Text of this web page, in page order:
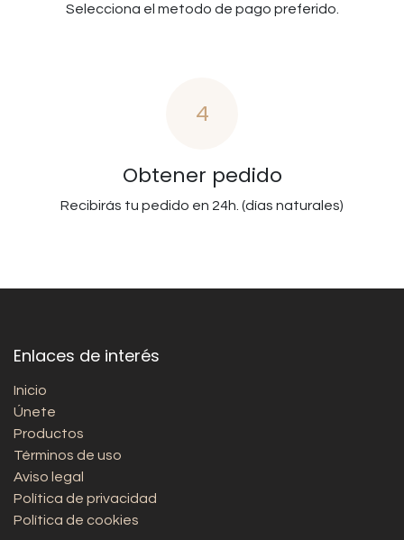
Selecciona el metodo de pago preferido.
4
Obtener pedido
Recibirás tu pedido en 24h. (días naturales)
Enlaces de interés
Inicio
Únete
Productos
Términos de uso
Aviso legal
Política de privacidad
Política de cookies